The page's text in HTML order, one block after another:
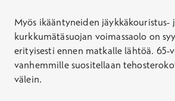
Hinta
115,70 €
Ei Kela-korvausta
Varaa aika
Myös ikääntyneiden jäykkäkouristus-
kurkkumätäsuojan voimassaolo on
erityisesti ennen matkalle lähtöä. 65-
vanhemmille suositellaan
välein.